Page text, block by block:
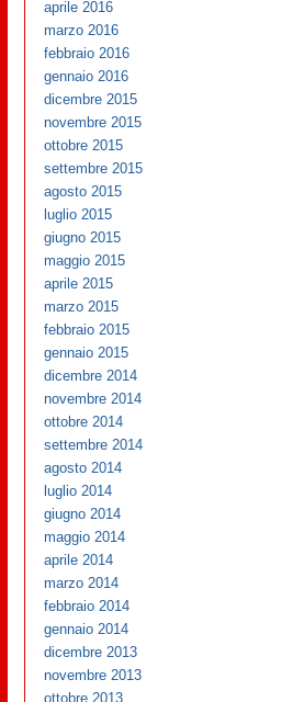
aprile 2016
marzo 2016
febbraio 2016
gennaio 2016
dicembre 2015
novembre 2015
ottobre 2015
settembre 2015
agosto 2015
luglio 2015
giugno 2015
maggio 2015
aprile 2015
marzo 2015
febbraio 2015
gennaio 2015
dicembre 2014
novembre 2014
ottobre 2014
settembre 2014
agosto 2014
luglio 2014
giugno 2014
maggio 2014
aprile 2014
marzo 2014
febbraio 2014
gennaio 2014
dicembre 2013
novembre 2013
ottobre 2013